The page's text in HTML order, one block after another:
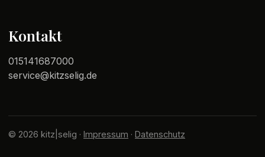
Kontakt
015141687000
service@kitzselig.de
© 2026 kitz|selig · Impressum · Datenschutz